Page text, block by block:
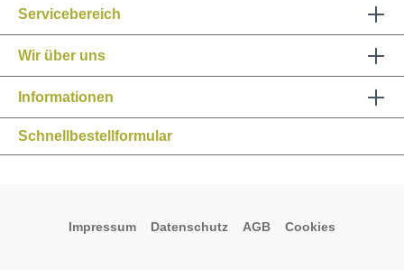
Servicebereich
Wir über uns
Informationen
Schnellbestellformular
Impressum Datenschutz AGB Cookies